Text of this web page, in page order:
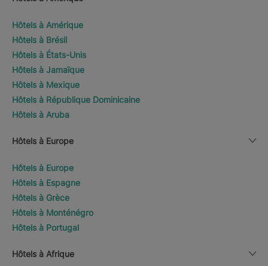
Hôtels à Amérique
Hôtels à Brésil
Hôtels à États-Unis
Hôtels à Jamaïque
Hôtels à Mexique
Hôtels à République Dominicaine
Hôtels à Aruba
Hôtels à Europe
Hôtels à Europe
Hôtels à Espagne
Hôtels à Grèce
Hôtels à Monténégro
Hôtels à Portugal
Hôtels à Afrique